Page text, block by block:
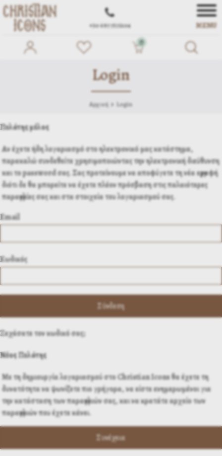
+30 697 7572104 MENU
0
Login
Αρχική Login
Πελάτης μέλος
Αν έχετε ήδη λογαριασμό στο ηλεκτρονικό μας κατάστημα,
παρακαλώ συνδεθείτε χρησιμοποιώντας την ηλεκτρονική διεύθυνση
και το password σας. Σας προτείνουμε να αποφύγετε τη νέα εγγραφή
διότι δε θα μπορείτε να έχετε πλέον πρόσβαση στις παλαιότερες
παραγγελίες σας και στα στοιχεία του λογαριασμού σας.
Email
Κωδικός
Ξεχάσατε τον κωδικό σας;
Νέος Πελάτης
Με τη δημιουργία λογαριασμού στο Christian Icons θα έχετε τη
δυνατότητα να ψωνίζετε πιο γρήγορα, να είστε ενημερωμένοι για
την κατάσταση των παραγγελιών σας, και να κρατάτε αρχείο των
παραγγελιών που έχετε κάνει.